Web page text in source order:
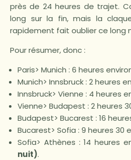
près de 24 heures de trajet.
long sur la fin, mais la
rapidement fait oublier ce long
Pour résumer, donc :
Paris> Munich : 6 heures
Munich> Innsbruck : 2 heures
Innsbruck> Vienne : 4 heures
Vienne> Budapest : 2 heures
Budapest> Bucarest : 16
Bucarest> Sofia : 9 heures 30
Sofia> Athènes : 14 heures
nuit).